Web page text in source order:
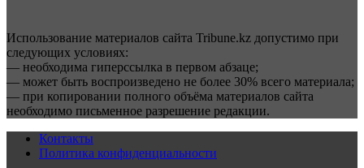
Использование материалов сайта Tribune.kz допустимо при
следующих условиях:
— необходима гиперссылка в первом абзаце;
— может быть воспроизведено не более 30% всего материала;
— при копировании полного объёма материалов сайта
необходимо письменное разрешение редакции.
Контакты
Политика конфиденциальности